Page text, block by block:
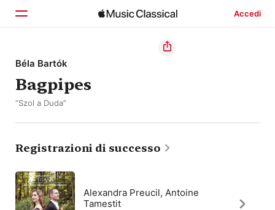
Accedi
Home
Scopri
Béla Bartók
Bagpipes
“Szol a Duda”
Registrazioni di successo
Alexandra Preucil, Antoine
Tamestit